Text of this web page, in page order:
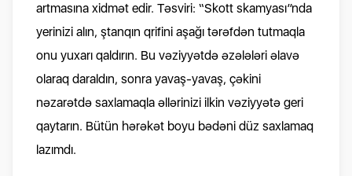
artmasına xidmət edir. Təsviri: “Skott skamyası”nda
yerinizi alın, ştanqın qrifini aşağı tərəfdən tutmaqla
onu yuxarı qaldırın. Bu vəziyyətdə əzələləri əlavə
olaraq daraldın, sonra yavaş-yavaş, çəkini
nəzarətdə saxlamaqla əllərinizi ilkin vəziyyətə geri
qaytarın. Bütün hərəkət boyu bədəni düz saxlamaq
lazımdı.